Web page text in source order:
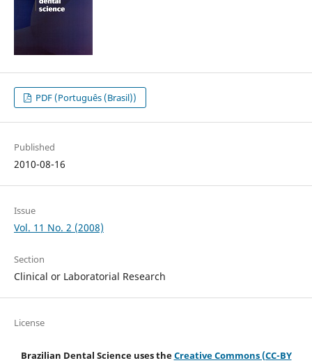
PDF (Português (Brasil))
Published
2010-08-16
Issue
Vol. 11 No. 2 (2008)
Section
Clinical or Laboratorial Research
License
Brazilian Dental Science uses theCreative Commons (CC-BY